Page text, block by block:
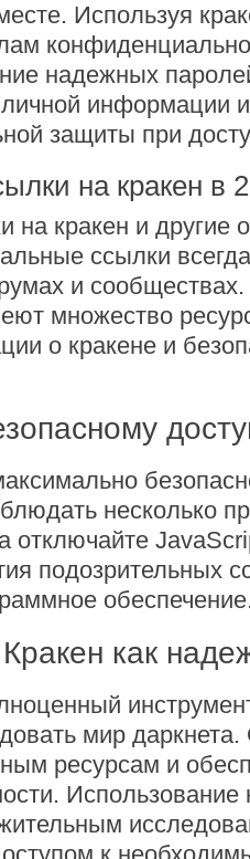
Используя
надежных
информации
защиты при
на кракен в
на кракен и другие
ссылки
и сообществах.
множество
о кракене и
несколько
отключайте
подозрительных
как
мир
ресурсам и
Использование